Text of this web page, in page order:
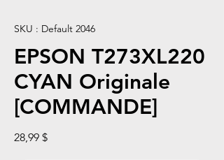
SKU : Default 2046
EPSON T273XL220
CYAN Originale
[COMMANDE]
28,99 $Prix